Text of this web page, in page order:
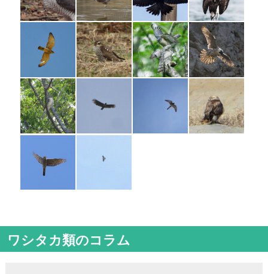
特別コラム ハチクマの渡りを追跡する
（樋口広芳）
新しいハチクマの標識調査について樋口先
生に聞いてみました。